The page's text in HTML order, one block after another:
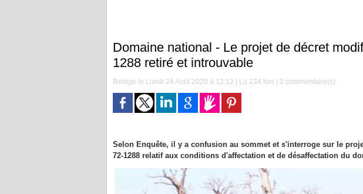
Domaine national - Le projet de décret
1288 retiré et introuvable
Rédigé le Lundi 24 Août 2020 à 12:12 | Lu 234 fois | 0 commentaire(s)
Selon Enquête, il y a confusion au sommet et s'interroge sur le
72-1288 relatif aux conditions d'affectation et de désaffectation du